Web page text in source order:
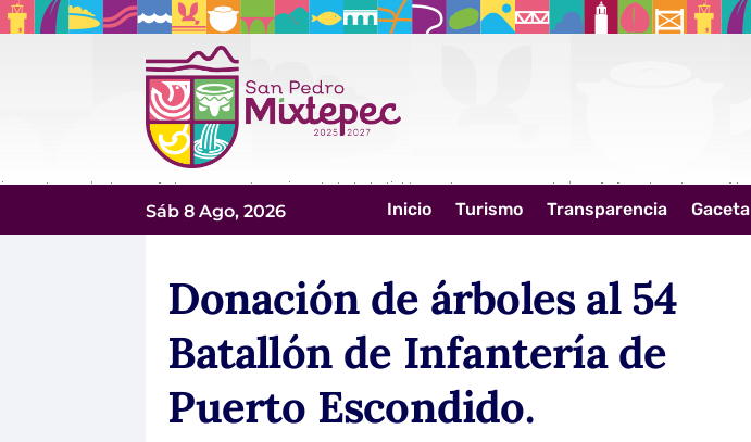
Sáb 8 Ago, 2026 Inicio Turismo Transparencia Gaceta
Donación de árboles al 54
Batallón de Infantería de
Puerto Escondido.